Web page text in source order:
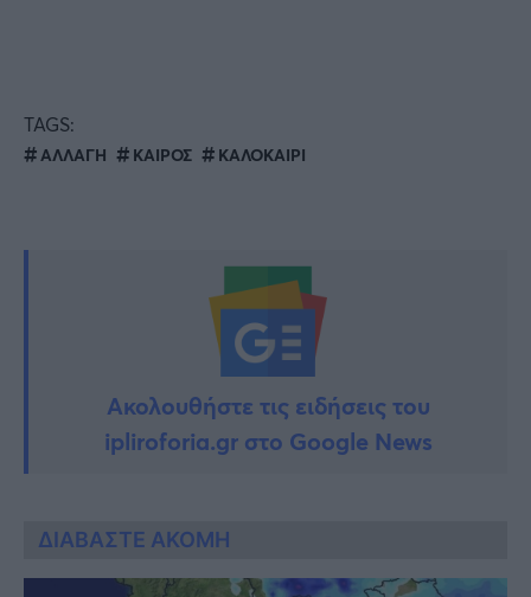
TAGS:
ΑΛΛΑΓΗ ΚΑΙΡΟΣ ΚΑΛΟΚΑΙΡΙ
Ακολουθήστε τις ειδήσεις του
ipliroforia.gr στο Google News
ΔΙΑΒΑΣΤΕ ΑΚΟΜΗ